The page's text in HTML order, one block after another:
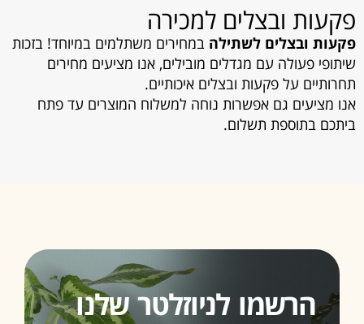
פקעות ובצלים למכירה
פקעות ובצלים לשתילה במחירים משתלמים במיוחד! בזכות
שיתופי פעולה עם מגדלים מובילים, אנו מציעים מחירים
תחרותיים על פקעות ובצלים איכותיים.
אנו מציעים גם אפשרות נוחה למשלוח המוצרים עד פתח
ביתכם בתוספת תשלום.
הרשמו לניוזלטר שלנו